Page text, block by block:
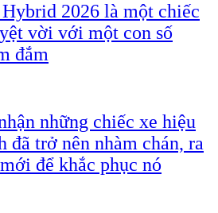
2026 là một chiếc
vời với một con số
đắm
những chiếc xe hiệu
đã trở nên nhàm chán, ra
để khắc phục nó